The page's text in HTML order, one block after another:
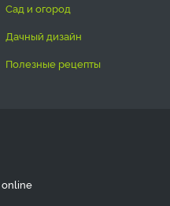
сад и огород
дачный дизайн
полезные рецепты
online